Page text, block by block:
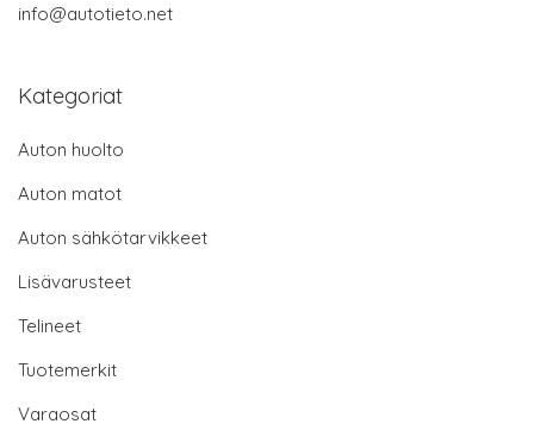
info@autotieto.net
Kategoriat
Auton huolto
Auton matot
Auton sähkötarvikkeet
Lisävarusteet
Telineet
Tuotemerkit
Varaosat